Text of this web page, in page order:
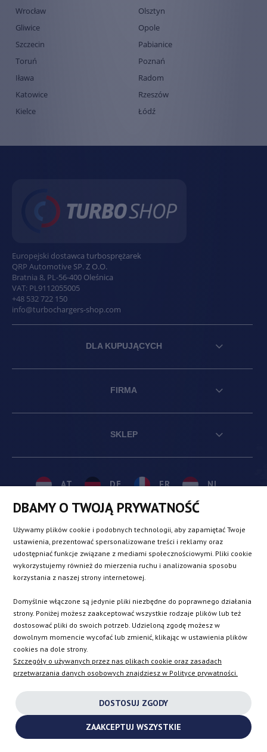
Wrocław
Gliwice
Szczecin
Toruń
Iława
Katowice
Kielce
Olsztyn
Opole
Pabianice
Poznań
Radom
Rzeszów
Łódź
Europejski dostawca turbosprężarek
QRP Automotive SP. Z O.O.
Bratnia 8, PL-56-400 Oleśnica
VAT: PL9112055005
+48 532 722 150
info@turbochargers-shop.com
DLA KUPUJĄCYCH
FIRMA
SKLEP
AT
CZ
DE
ES
FR
IT
NL
SE
SK
FACEBOOK
DBAMY O TWOJĄ PRYWATNOŚĆ
Używamy plików cookie i podobnych technologii, aby zapamiętać Twoje
ustawienia, prezentować spersonalizowane treści i reklamy oraz
udostępniać funkcje związane z mediami społecznościowymi. Pliki cookie
wykorzystujemy również do mierzenia ruchu i analizowania sposobu
korzystania z naszej strony internetowej.
Domyślnie włączone są jedynie pliki niezbędne do poprawnego działania
strony. Poniżej możesz zaakceptować wszystkie rodzaje plików lub też
dostosować pliki do swoich potrzeb. Udzieloną zgodę możesz w
dowolnym momencie wycofać lub zmienić, klikając w ustawienia plików
cookies na dole strony.
Szczegóły o używanych przez nas plikach cookie oraz zasadach
przetwarzania danych osobowych znajdziesz w Polityce prywatności.
DOSTOSUJ ZGODY
ZAAKCEPTUJ WSZYSTKIE